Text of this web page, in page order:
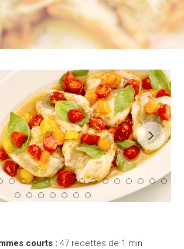
courts :47 recettes de 1 min